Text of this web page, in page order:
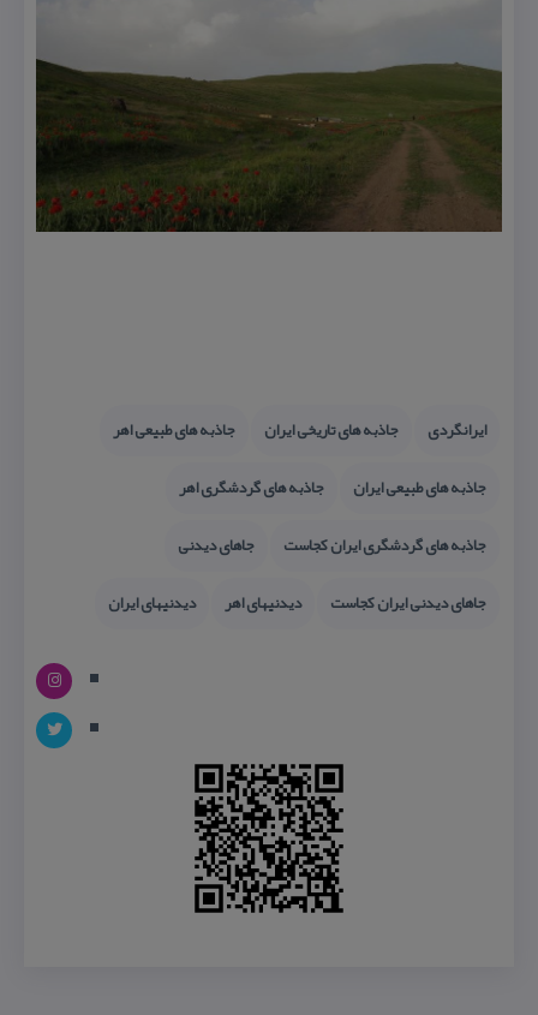
ایرانگردی جاذبه های تاریخی ایران
جاذبه های طبیعی اهر
جاذبه های طبیعی ایران
جاذبه های گردشگری اهر
جاذبه های گردشگری ایران كجاست
جاهای دیدنی
جاهای دیدنی ایران كجاست
دیدنیهای اهر دیدنیهای ایران